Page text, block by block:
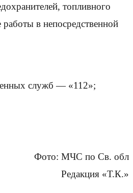
топливного
в непосредственной
служб — «112»;
Фото: МЧС по Св. обл
Редакция «Т.К.»